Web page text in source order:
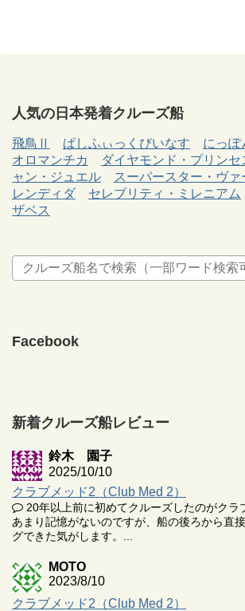
人気の日本発着クルーズ船
飛鳥Ⅱ ぱしふぃっくびいなす にっぽ
オロマンチカ
ダイヤモンド・プリンセ
ャン・ジュエル
スーパースター・ヴァ
レンディダ
セレブリティ・ミレニアム
ザベス
Facebook
新着クルーズ船レビュー
鈴木 園子
2025/10/10
クラブメッド2（Club Med 2）
20年以上前に初めてクルーズしたのがクラ
あまり記憶がないのですが、船の後ろから直
グできた気がします。...
MOTO
2023/8/10
クラブメッド2（Club Med 2）